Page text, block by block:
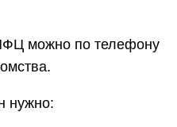
можно по телефону
нужно: